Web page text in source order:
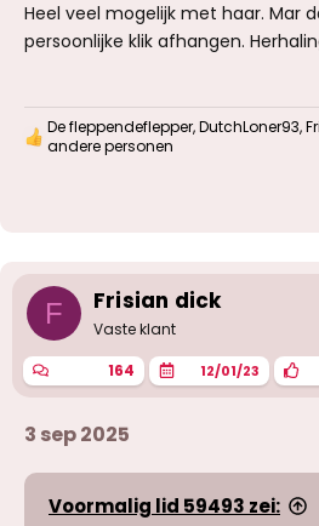
Heel veel mogelijk met haar. Mar
persoonlijke klik afhangen.
W
n
g
n
:
De fleppendeflepper,DutchLoner93,
andere personen
F Frisian dick
Vaste klant
164 12/01/23
3 sep 2025
Voormalig lid 59493 zei: